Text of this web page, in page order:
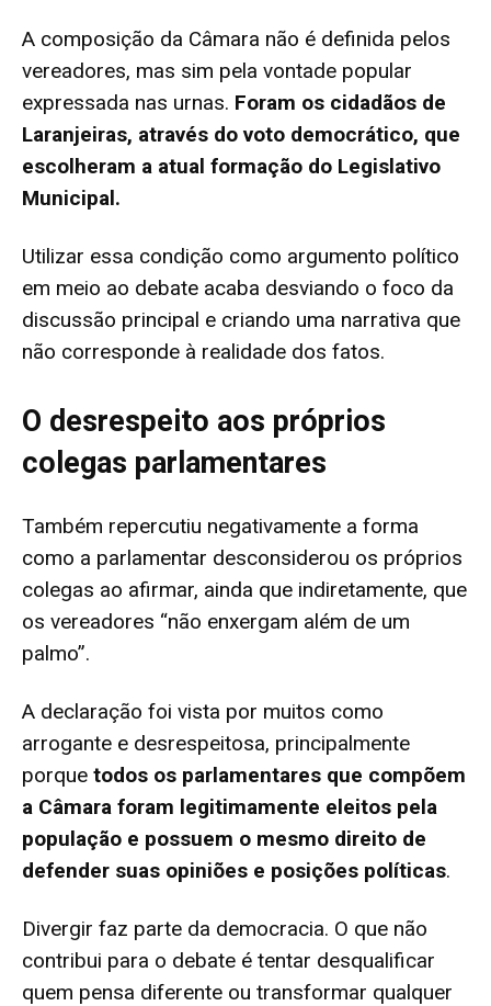
A composição da Câmara não é definida pelos
vereadores, mas sim pela vontade popular
expressada nas urnas. Foram os cidadãos de
Laranjeiras, através do voto democrático, que
escolheram a atual formação do Legislativo
Municipal.
Utilizar essa condição como argumento político
em meio ao debate acaba desviando o foco da
discussão principal e criando uma narrativa que
não corresponde à realidade dos fatos.
O desrespeito aos próprios
colegas parlamentares
Também repercutiu negativamente a forma
como a parlamentar desconsiderou os próprios
colegas ao afirmar, ainda que indiretamente, que
os vereadores “não enxergam além de um
palmo”.
A declaração foi vista por muitos como
arrogante e desrespeitosa, principalmente
porque todos os parlamentares que compõem
a Câmara foram legitimamente eleitos pela
população e possuem o mesmo direito de
defender suas opiniões e posições políticas.
Divergir faz parte da democracia. O que não
contribui para o debate é tentar desqualificar
quem pensa diferente ou transformar qualquer